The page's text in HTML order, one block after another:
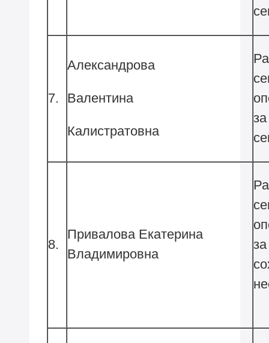
7.
Александрова
Валентина
Калистратовна
8.
Привалова Екатерина
Владимировна